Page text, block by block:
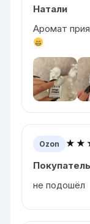
Натали
Аромат
Ozon
не подошёл